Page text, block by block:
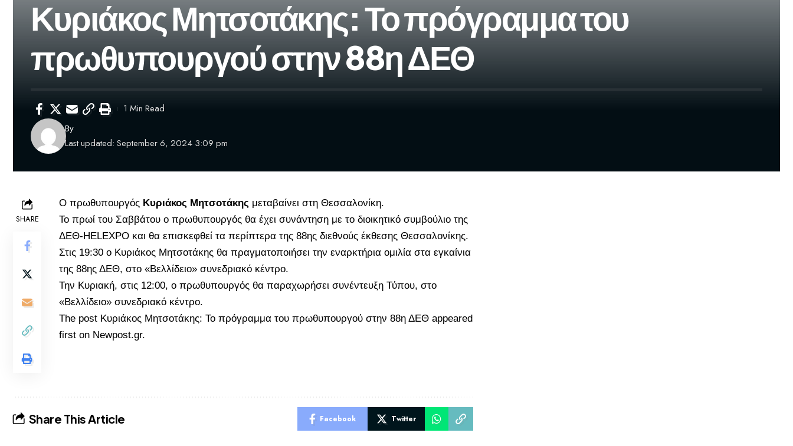
Κυριάκος Μητσοτάκης: Το πρόγραμμα του
πρωθυπουργού στην 88η ΔΕΘ
Last updated: September 6, 2024 3:09 pm
By
1 Min Read
SHARE
O πρωθυπουργός Κυριάκος Μητσοτάκης μεταβαίνει στη Θεσσαλονίκη.
Το πρωί του Σαββάτου ο πρωθυπουργός θα έχει συνάντηση με το διοικητικό συμβούλιο της
ΔΕΘ-HELEXPO και θα επισκεφθεί τα περίπτερα της 88ης διεθνούς έκθεσης Θεσσαλονίκης.
Στις 19:30 ο Κυριάκος Μητσοτάκης θα πραγματοποιήσει την εναρκτήρια ομιλία στα εγκαίνια
της 88ης ΔΕΘ, στο «Βελλίδειο» συνεδριακό κέντρο.
Την Κυριακή, στις 12:00, ο πρωθυπουργός θα παραχωρήσει συνέντευξη Τύπου, στο
«Βελλίδειο» συνεδριακό κέντρο.
The post Κυριάκος Μητσοτάκης: Το πρόγραμμα του πρωθυπουργού στην 88η ΔΕΘ appeared
first on Newpost.gr.
Share This Article Facebook Twitter